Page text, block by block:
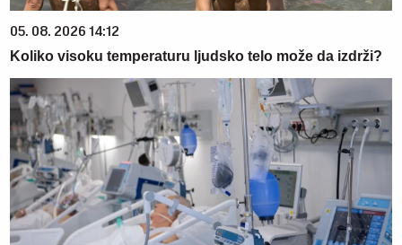
05. 08. 2026 14:12
Koliko visoku temperaturu ljudsko telo može da izdrži?